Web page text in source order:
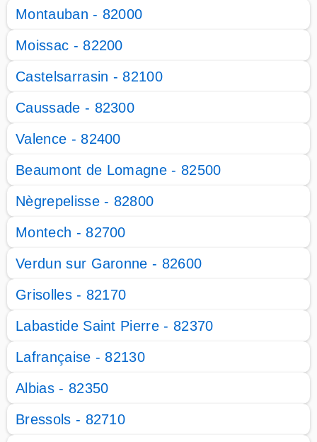
Montauban - 82000
Moissac - 82200
Castelsarrasin - 82100
Caussade - 82300
Valence - 82400
Beaumont de Lomagne - 82500
Nègrepelisse - 82800
Montech - 82700
Verdun sur Garonne - 82600
Grisolles - 82170
Labastide Saint Pierre - 82370
Lafrançaise - 82130
Albias - 82350
Bressols - 82710